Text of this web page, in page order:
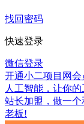
找回密码
快速登录
微信登录
开通小二项目网
人工智能，让你的
站长加盟，做一
老板!